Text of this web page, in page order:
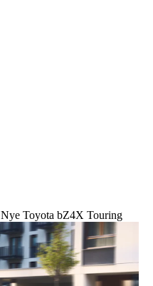
Nye Toyota bZ4X Touring